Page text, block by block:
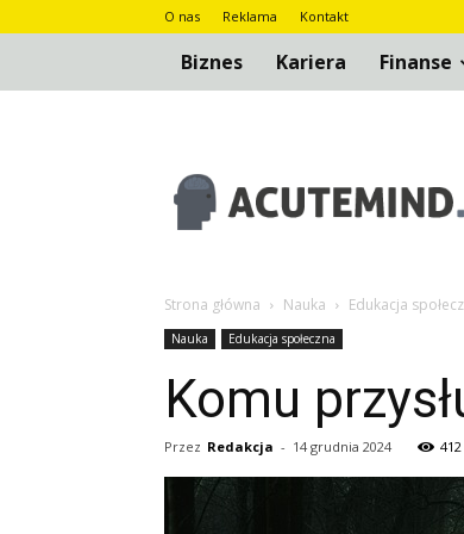
O nas Reklama Kontakt
Biznes Kariera Finanse
Strona główna Nauka Edukacja
Nauka Edukacja społeczna
Komu
Przez Redakcja - 14 grudnia 2024 412